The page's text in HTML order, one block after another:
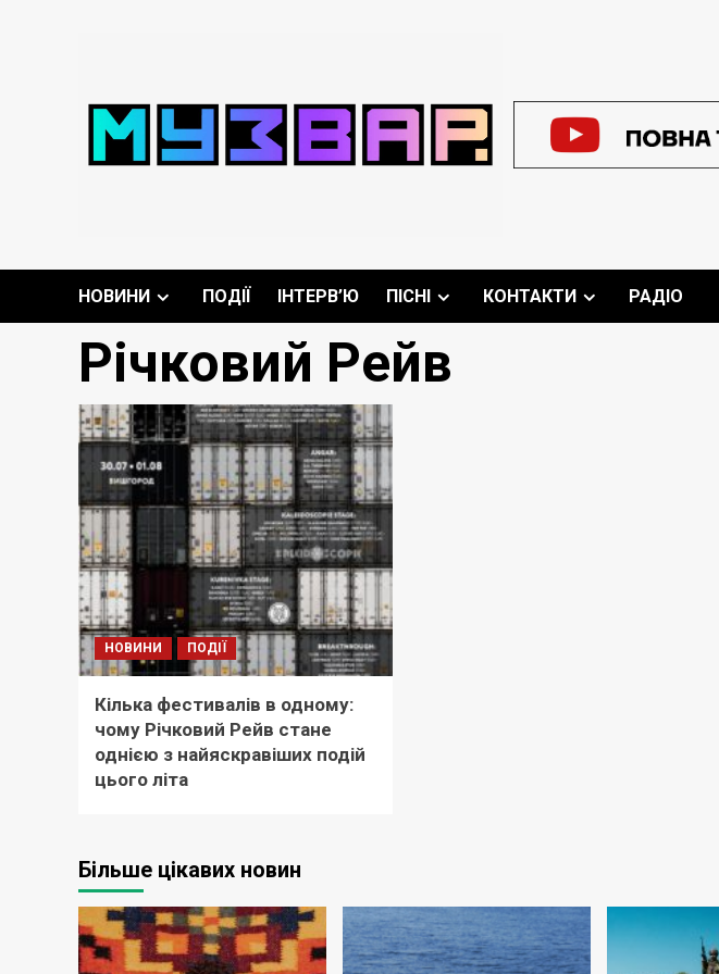
НОВИНИ ПОДІЇ ІНТЕРВ’Ю ПІСНІ КОНТАКТИ РАДІО
Річковий Рейв
НОВИНИ ПОДІЇ
Кілька фестивалів в одному:
чому Річковий Рейв стане
однією з найяскравіших подій
цього літа
Більше цікавих новин